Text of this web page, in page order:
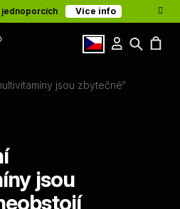
jednoporcích Více info
Přihlášení
Hledat
jsou zbytečné“
jsou